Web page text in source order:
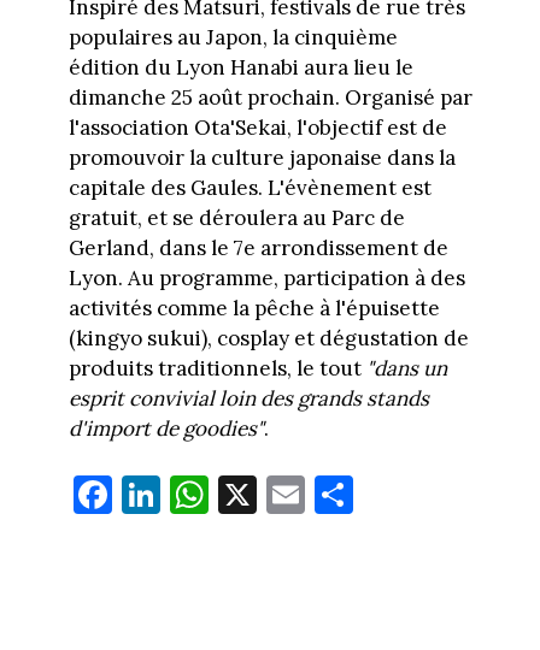
Inspiré des Matsuri, festivals de rue très
populaires au Japon, la cinquième
édition du Lyon Hanabi aura lieu le
dimanche 25 août prochain. Organisé par
l'association Ota'Sekai, l'objectif est de
promouvoir la culture japonaise dans la
capitale des Gaules. L'évènement est
gratuit, et se déroulera au Parc de
Gerland, dans le 7e arrondissement de
Lyon. Au programme, participation à des
activités comme la pêche à l'épuisette
(kingyo sukui), cosplay et dégustation de
produits traditionnels, le tout "dans un
esprit convivial loin des grands stands
d'import de goodies".
Fa
ce
Li
nk
W
ha
X E
m
Pa